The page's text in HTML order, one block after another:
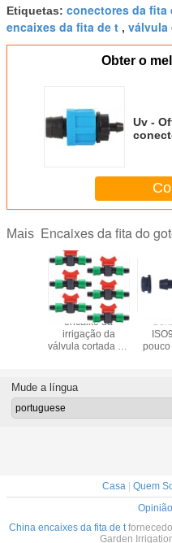
Etiquetas: conectores da fita
encaixes da fita de t , válvula
Obter o
Uv -
Mais Encaixes da fita do
da
encaixe da
irrigação da
válvula cortada do
irrigação
gotejamento de
Mude a língua
Casa| Quem
China encaixes da fita de t
Garden